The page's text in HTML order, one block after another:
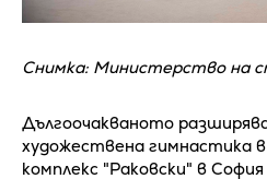
Снимка: Министерство на
Дългоочакваното
художествена гимнастика
комплекс "Раковски" в